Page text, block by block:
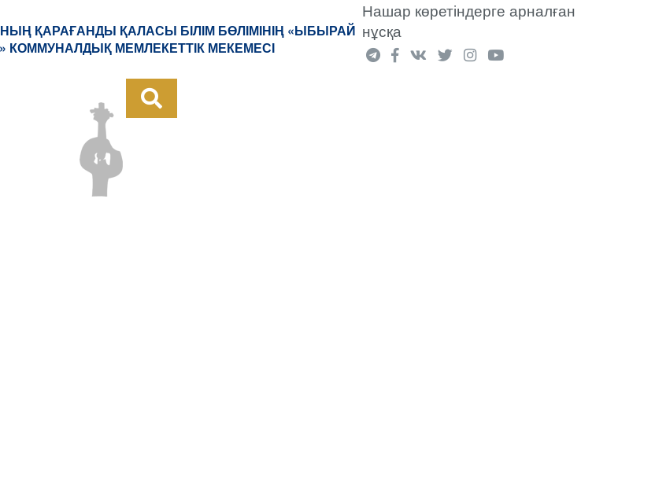
ҚАРАҒАНДЫ ҚАЛАСЫ БІЛІМ БӨЛІМІНІҢ «ЫБЫРАЙ
МЕМЛЕКЕТТІК МЕКЕМЕСІ
Нашар көретіндерге арналған
нұсқа